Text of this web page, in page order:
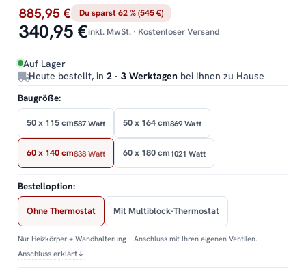
885,95 € Du sparst 62 % (545 €)
340,95 €inkl. MwSt. · Kostenloser Versand
Auf Lager
Heute bestellt, in 2 - 3 Werktagen bei Ihnen zu Hause
Baugröße:
50 x 115 cm587 Watt 50 x 164 cm869 Watt
60 x 140 cm838 Watt 60 x 180 cm1021 Watt
Bestelloption:
Ohne Thermostat Mit Multiblock-Thermostat
Nur Heizkörper + Wandhalterung – Anschluss mit Ihren eigenen Ventilen.
Anschluss erklärt↓